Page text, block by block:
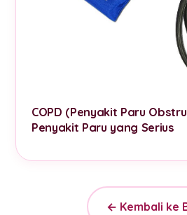
COPD (Penyakit Paru
Penyakit Paru yang Serius
← Kembali ke